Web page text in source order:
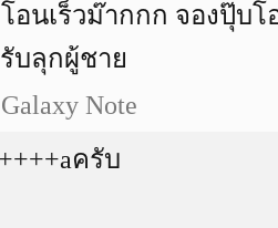
อนเร็วม๊ากกก จองปุ๊บ
บลุกผู้ชาย
Note
ครับ